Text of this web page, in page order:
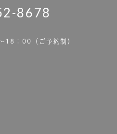
8678
18：00（ご予約制）